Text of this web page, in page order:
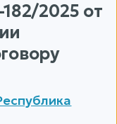
2025 от